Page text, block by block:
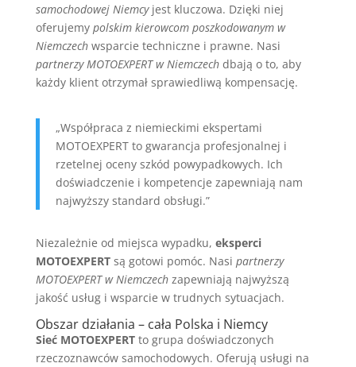
samochodowej Niemcyjest kluczowa. Dzięki niej
oferujemy polskim kierowcom poszkodowanym w
Niemczechwsparcie techniczne i prawne. Nasi
partnerzy MOTOEXPERT w Niemczechdbają o to, aby
każdy klient otrzymał sprawiedliwą kompensację.
„Współpraca z niemieckimi ekspertami
MOTOEXPERT to gwarancja profesjonalnej i
rzetelnej oceny szkód powypadkowych. Ich
doświadczenie i kompetencje zapewniają nam
najwyższy standard obsługi.”
Niezależnie od miejsca wypadku, eksperci
MOTOEXPERTsą gotowi pomóc. Nasi partnerzy
MOTOEXPERT w Niemczechzapewniają najwyższą
jakość usług i wsparcie w trudnych sytuacjach.
Obszar działania – cała Polska i Niemcy
Sieć MOTOEXPERTto grupa doświadczonych
rzeczoznawców samochodowych. Oferują usługi na